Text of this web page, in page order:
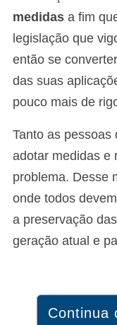
medidas a fim
legislação que
então se
das suas
pouco mais de
Tanto as pessoas
adotar medidas e
problema. Desse
onde todos
a preservação
geração atual e
Continua